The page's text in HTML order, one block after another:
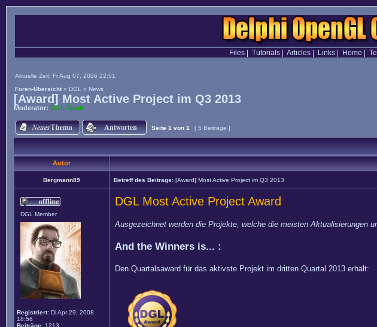
Files| Tutorials| Articles| Links| Home
Aktuelle Zeit: Fr Aug 07, 2026 22:51
Foren-Übersicht » DGL » News
[Award] Most Active Project im Q3 2013
Moderator: DGL-Team
Seite 1 von 1 [ 5 Beiträge ]
Autor
Bergmann89 Betreff des Beitrags: [Award] Most Active Project im Q3 2013
DGL Member
Registriert: Di Apr 29, 2008
18:56
Beiträge: 1213
DGL Most Active Project Award
Ausgezeichnet werden die Projekte, welche die meisten Aktualisierungen
And the Winners is... :
Den Quartalsaward für das aktivste Projekt im dritten Quartal 2013 erhält: